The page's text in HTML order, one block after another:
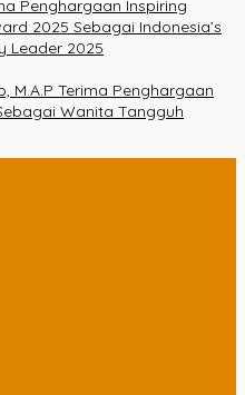
Penghargaan Inspiring
2025 Sebagai Indonesia’s
Leader 2025
M.A.P Terima Penghargaan
Wanita Tangguh